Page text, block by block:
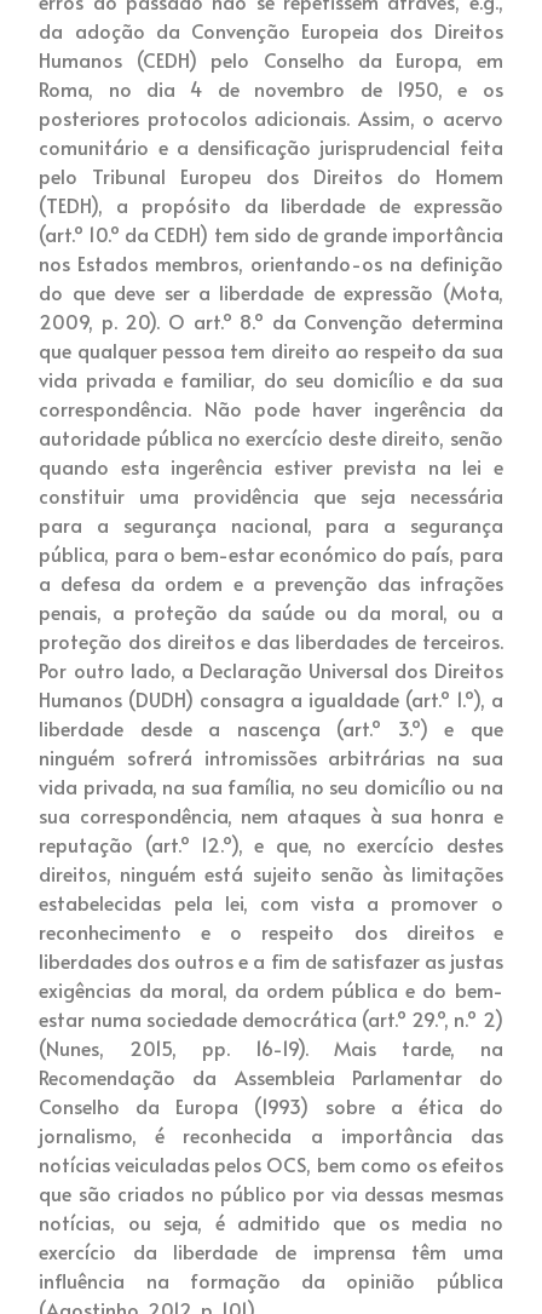
da adoção da Convenção Europeia dos Direitos
Humanos (CEDH) pelo Conselho da Europa, em
Roma, no dia 4 de novembro de 1950, e os
posteriores protocolos adicionais. Assim, o acervo
comunitário e a densificação jurisprudencial feita
pelo Tribunal Europeu dos Direitos do Homem
(TEDH), a propósito da liberdade de expressão
(art.º 10.º da CEDH) tem sido de grande importância
nos Estados membros, orientando-os na definição
do que deve ser a liberdade de expressão (Mota,
2009, p. 20). O art.º 8.º da Convenção determina
que qualquer pessoa tem direito ao respeito da sua
vida privada e familiar, do seu domicílio e da sua
correspondência. Não pode haver ingerência da
autoridade pública no exercício deste direito, senão
quando esta ingerência estiver prevista na lei e
constituir uma providência que seja necessária
para a segurança nacional, para a segurança
pública, para o bem-estar económico do país, para
a defesa da ordem e a prevenção das infrações
penais, a proteção da saúde ou da moral, ou a
proteção dos direitos e das liberdades de terceiros.
Por outro lado, a Declaração Universal dos Direitos
Humanos (DUDH) consagra a igualdade (art.º 1.º), a
liberdade desde a nascença (art.º 3.º) e que
ninguém sofrerá intromissões arbitrárias na sua
vida privada, na sua família, no seu domicílio ou na
sua correspondência, nem ataques à sua honra e
reputação (art.º 12.º), e que, no exercício destes
direitos, ninguém está sujeito senão às limitações
estabelecidas pela lei, com vista a promover o
reconhecimento e o respeito dos direitos e
liberdades dos outros e a fim de satisfazer as justas
exigências da moral, da ordem pública e do bem-
estar numa sociedade democrática (art.º 29.º, n.º 2)
(Nunes, 2015, pp. 16-19). Mais tarde, na
Recomendação da Assembleia Parlamentar do
Conselho da Europa (1993) sobre a ética do
jornalismo, é reconhecida a importância das
notícias veiculadas pelos OCS, bem como os efeitos
que são criados no público por via dessas mesmas
notícias, ou seja, é admitido que os media no
exercício da liberdade de imprensa têm uma
influência na formação da opinião pública